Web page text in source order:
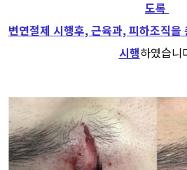
도록
변연절제 시행후, 근육과, 피하조직을
시행하였습니